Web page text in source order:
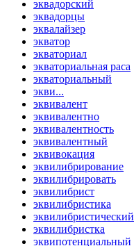
эквадорский
эквадорцы
эквалайзер
экватор
экваториал
экваториальная раса
экваториальный
экви...
эквивалент
эквивалентно
эквивалентность
эквивалентный
эквивокация
эквилибрирование
эквилибрировать
эквилибрист
эквилибристика
эквилибристический
эквилибристка
эквипотенциальный